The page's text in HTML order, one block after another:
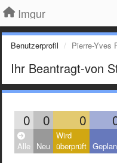
Imgur
Benutzerprofil Pierre-Yves
Ihr Beantragt-von
0 0 0
Alle Neu
Wird
überprüft